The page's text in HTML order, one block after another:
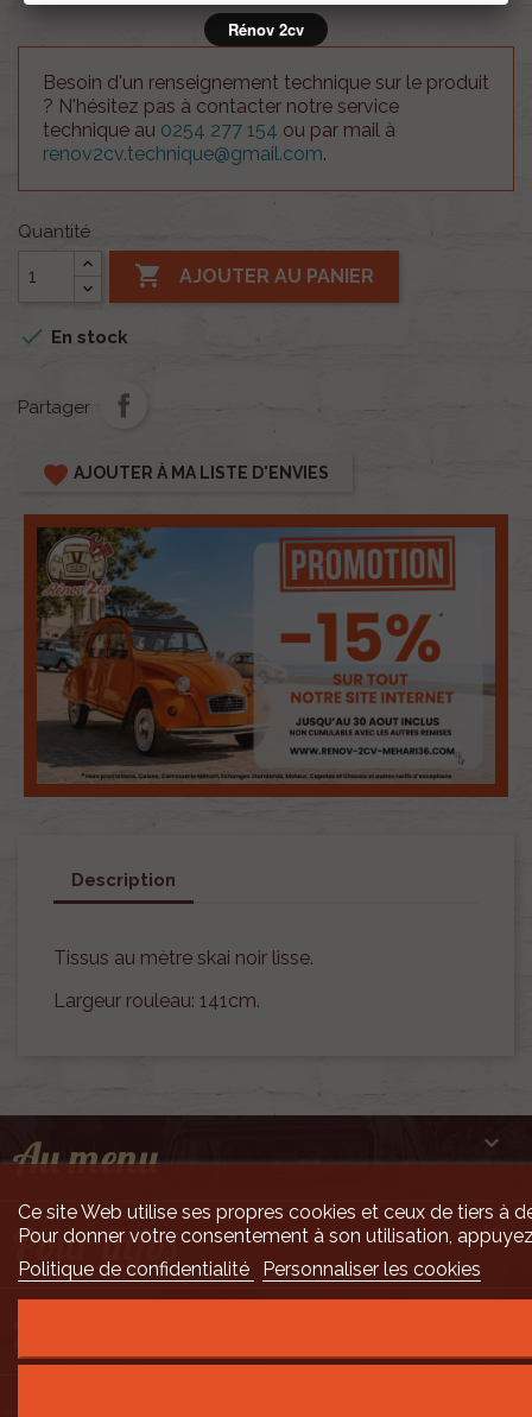
Besoin d'un renseignement technique sur le produit
? N'hésitez pas à contacter notre service
technique au 0254 277 154 ou par mail à
renov2cv.technique@gmail.com.
Quantité
 AJOUTER AU PANIER
 En stock
Partager
favorite AJOUTER À MA LISTE D'ENVIES
Description
Tissus au mètre skai noir lisse.
Largeur rouleau: 141cm.
Au menu 
Pour infos 
Ce site Web utilise ses propres cookies et ceux de tiers à
Pour donner votre consentement à son utilisation,
Politique de confidentialité
Personnaliser les cookies
Rénov 2cv